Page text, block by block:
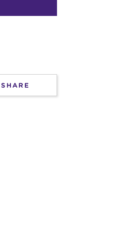
SHARE